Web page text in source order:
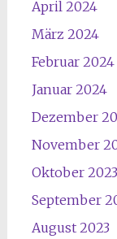
April 2024
März 2024
Februar 2024
Januar 2024
Dezember
November
Oktober 2023
September
August 2023